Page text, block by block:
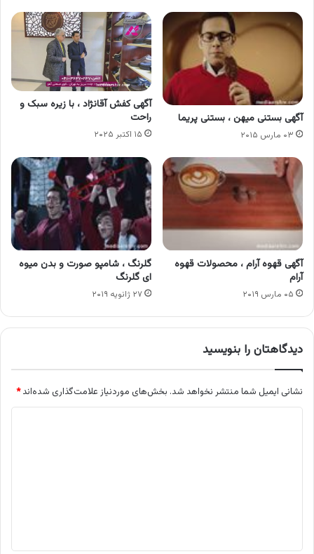
آگهی بستنی میهن ، بستنی پریما
۰۳ مارس ۲۰۱۵
آگهی کفش آقانژاد ، با زیره سبک و
راحت
۱۵ اکتبر ۲۰۲۵
آگهی قهوه آرام ، محصولات قهوه
آرام
۰۵ مارس ۲۰۱۹
گلرنگ ، شامپو صورت و بدن میوه
ای گلرنگ
۲۷ ژانویه ۲۰۱۹
دیدگاهتان را بنویسید
نشانی ایمیل شما منتشر نخواهد شد. بخش‌های موردنیاز علامت‌گذاری شده‌اند*